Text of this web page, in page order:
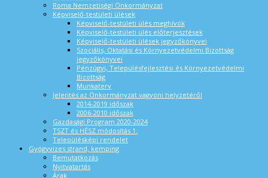
Roma Nemzetiségi Önkormányzat
Képviselő-testületi ülések
Képviselő-testületi ülés meghívók
Képviselő-testületi ülés előterjesztések
Képviselő-testületi ülések jegyzőkönyvei
Szociális, Oktatási és Környezetvédelmi Bizottság
jegyzőkönyvei
Pénzügyi, Településfejlesztési és Környezetvédelmi
Bizottság
Munkaterv
Jelentés az Önkormányzat vagyoni helyzetéről
2014-2019 időszak
2006-2010 időszak
Gazdasági Program 2020-2024
TSZT és HÉSZ módosítás 1.
Településképi rendelet
Gyógyvizes strand, kemping
Bemutatkozás
Nyitvatartás
Árak